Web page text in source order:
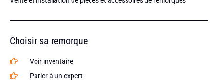
Choisir sa remorque
Voir inventaire
Parler à un expert